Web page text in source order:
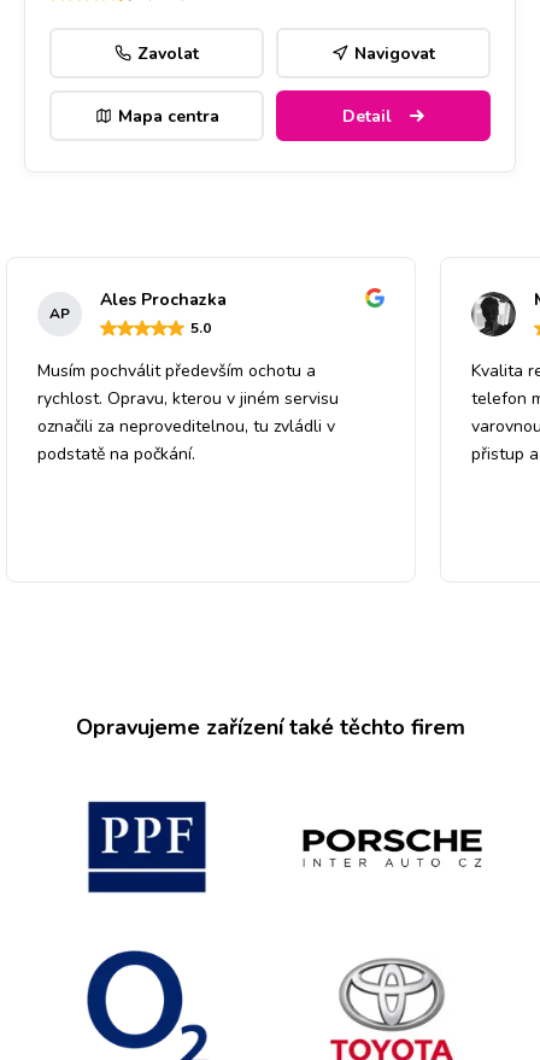
Zavolat Navigovat
Mapa centra Detail
AP
Ales Prochazka
5.0
Musím pochválit především ochotu a
rychlost. Opravu, kterou v jiném servisu
označili za neproveditelnou, tu zvládli v
podstatě na počkání.
Kvalita
telefon
přistup
Opravujeme zařízení také těchto firem